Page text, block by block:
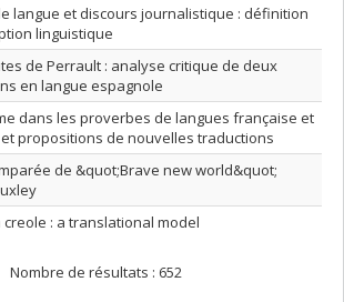
langue et discours journalistique : définition
linguistique
de Perrault : analyse critique de deux
en langue espagnole
dans les proverbes de langues française et
propositions de nouvelles traductions
de &quot;Brave new world&quot;
creole : a translational model
Nombre de résultats : 652